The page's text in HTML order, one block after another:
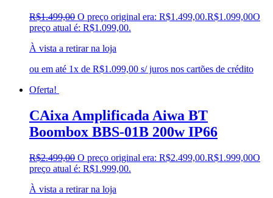
R$1.499,00 O preço original era: R$1.499,00.R$1.099,00O
preço atual é: R$1.099,00.
À vista a retirar na loja
ou em até 1x de R$1.099,00 s/ juros nos cartões de crédito
Oferta!
CAixa Amplificada Aiwa BT
Boombox BBS-01B 200w IP66
R$2.499,00 O preço original era: R$2.499,00.R$1.999,00O
preço atual é: R$1.999,00.
À vista a retirar na loja